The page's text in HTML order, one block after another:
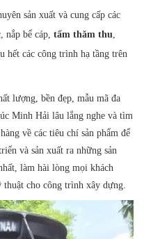
sản xuất và cung cấp các
nắp bể cáp, tấm thăm thu,
hết các công trình hạ tầng trên
bền đẹp, mẫu mã đa
Minh Hải lâu lắng nghe và tìm
về các tiêu chí sản phẩm để
và sản xuất ra những sản
làm hài lòng mọi khách
thuật cho công trình xây dựng.